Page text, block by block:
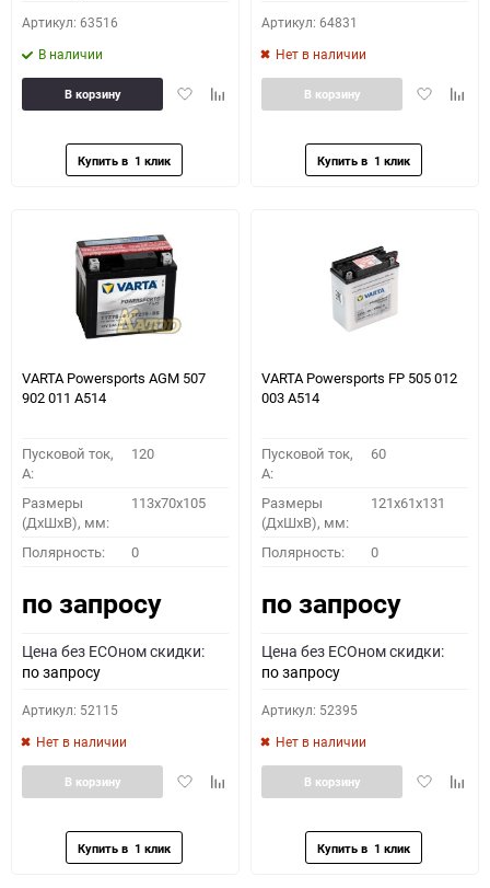
Артикул: 63516
В наличии
ДобавитьДобавить
В корзину
Артикул: 64831
Нет в наличии
Добавить
В корзину
VARTA Powersports AGM 507
902 011 A514
Пусковой ток,
A:
120
Размеры
(ДхШхВ), мм:
113x70x105
Полярность: 0
по запросу
Цена без ECOном скидки:
по запросу
Артикул: 52115
Нет в наличии
ДобавитьДобавить
В корзину
VARTA Powersports FP 505 012
003 A514
Пусковой ток,
A:
60
Размеры
(ДхШхВ), мм:
121x61x131
Полярность: 0
по запросу
Цена без ECOном скидки:
по запросу
Артикул: 52395
Нет в наличии
Добавить
В корзину